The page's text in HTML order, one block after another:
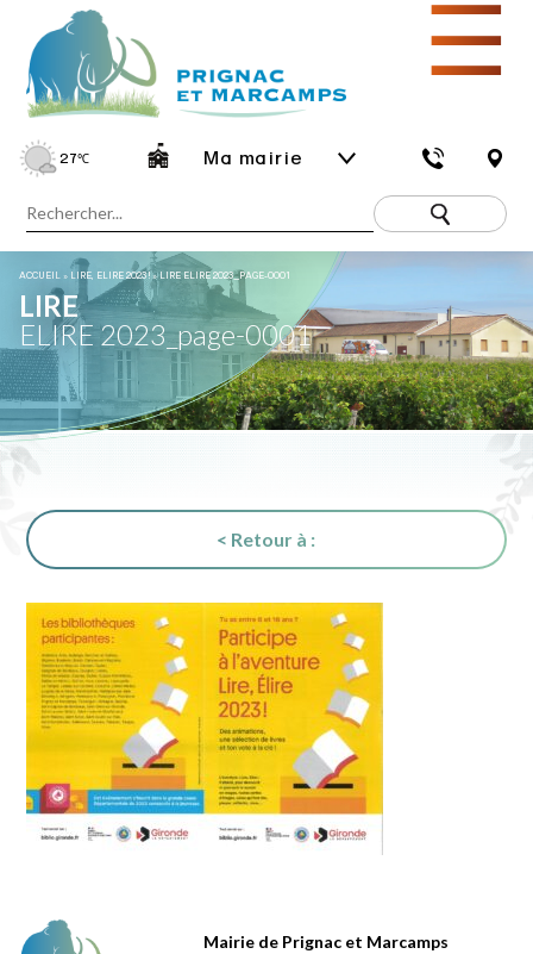
27℃ Ma mairie
☰
ACCUEIL » LIRE, ELIRE 2023 !»LIRE ELIRE 2023_PAGE-0001
LIRE
ELIRE 2023_page-0001
< Retour à :
Mairie de Prignac et Marcamps